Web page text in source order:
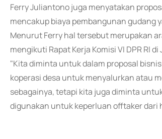
Ferry Juliantono juga menyatakan
mencakup biaya pembangunan gudang
Menurut Ferry hal tersebut merupakan
mengikuti Rapat Kerja Komisi VI DPR RI
"Kita diminta untuk dalam proposal
koperasi desa untuk menyalurkan atau
sebagainya, tetapi kita juga diminta
digunakan untuk keperluan offtaker dari